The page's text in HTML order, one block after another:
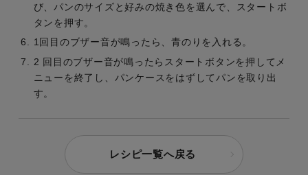
び、パンのサイズと好みの焼き色を選んで、スタートボ
タンを押す。
1回目のブザー音が鳴ったら、青のりを入れる。
2 回目のブザー音が鳴ったらスタートボタンを押してメ
ニューを終了し、パンケースをはずしてパンを取り出
す。
レシピ一覧へ戻る